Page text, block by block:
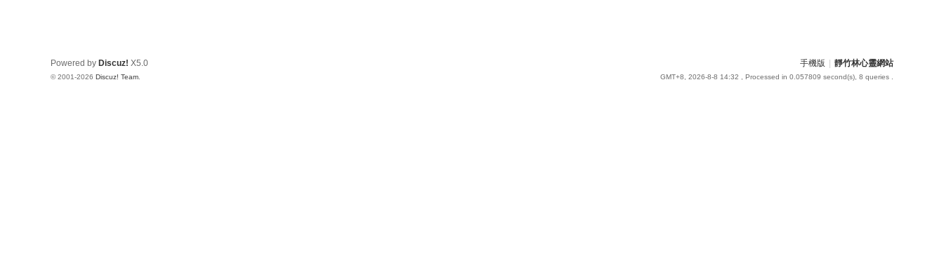
手機版 靜竹林心靈網站
GMT+8, 2026-8-8 14:32 , Processed in 0.057809 second(s), 8 queries .
Powered by Discuz! X5.0
© 2001-2026 Discuz! Team